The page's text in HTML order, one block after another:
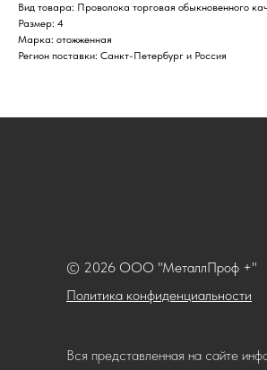
Вид товара: Проволока торговая обыкновенного
Размер: 4
Марка: отожженная
Регион поставки: Санкт-Петербург и Россия
Политика конфиденциальности
© 2026 ООО "МеталлПроф +"
Вся представленная на сайте